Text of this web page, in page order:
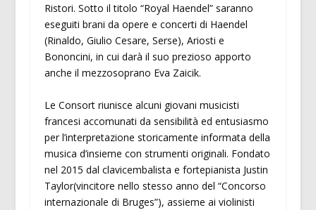
Ristori. Sotto il titolo “Royal Haendel” saranno
eseguiti brani da opere e concerti di Haendel
(Rinaldo, Giulio Cesare, Serse), Ariosti e
Bononcini, in cui darà il suo prezioso apporto
anche il mezzosoprano Eva Zaicik.
Le Consort riunisce alcuni giovani musicisti
francesi accomunati da sensibilità ed entusiasmo
per l’interpretazione storicamente informata della
musica d’insieme con strumenti originali. Fondato
nel 2015 dal clavicembalista e fortepianista Justin
Taylor(vincitore nello stesso anno del “Concorso
internazionale di Bruges”), assieme ai violinisti